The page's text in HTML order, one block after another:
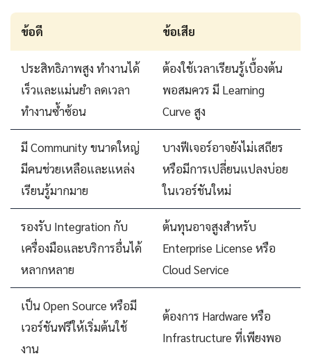
ข้อดี ข้อเสีย
ประสิทธิภาพสูง ทำงานได้
เร็วและแม่นยำ ลดเวลา
ทำงานซ้ำซ้อน
ต้องใช้เวลาเรียนรู้เบื้องต้น
พอสมควร มี Learning
Curve สูง
มี Community ขนาดใหญ่
มีคนช่วยเหลือและแหล่ง
เรียนรู้มากมาย
บางฟีเจอร์อาจยังไม่เสถียร
หรือมีการเปลี่ยนแปลงบ่อย
ในเวอร์ชันใหม่
รองรับ Integration กับ
เครื่องมือและบริการอื่นได้
หลากหลาย
ต้นทุนอาจสูงสำหรับ
Enterprise License หรือ
Cloud Service
เป็น Open Source หรือมี
เวอร์ชันฟรีให้เริ่มต้นใช้
งาน
ต้องการ Hardware หรือ
Infrastructure ที่เพียงพอ